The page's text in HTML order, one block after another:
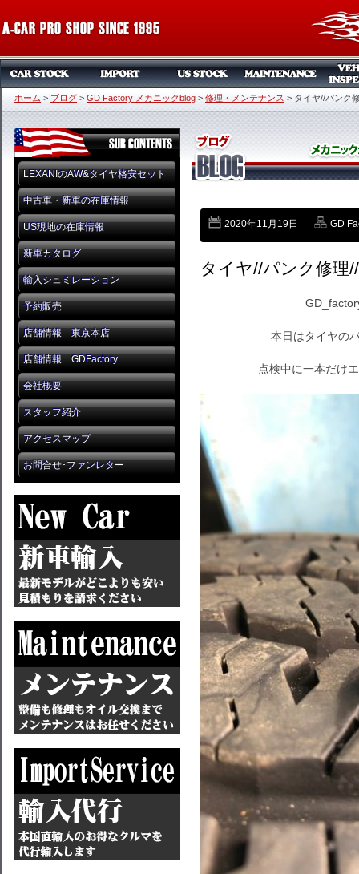
ホーム > ブログ > GD Factory メカニックblog > 修理・メンテナンス > タイヤ//パンク
LEXANIのAW&タイヤ格安セット
中古車・新車の在庫情報
US現地の在庫情報
新車カタログ
輸入シュミレーション
予約販売
店舗情報 東京本店
店舗情報 GDFactory
会社概要
スタッフ紹介
アクセスマップ
お問合せ･ファンレター
2020年11月19日 GD
タイヤ//パンク修理
本日はタイヤの
点検中に一本だけ